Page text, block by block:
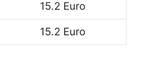
15.2 Euro
15.2 Euro